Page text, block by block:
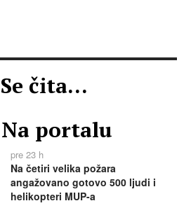
čita...
portalu
pre 23 h
Na četiri velika požara
angažovano gotovo 500 ljudi i
helikopteri MUP-a